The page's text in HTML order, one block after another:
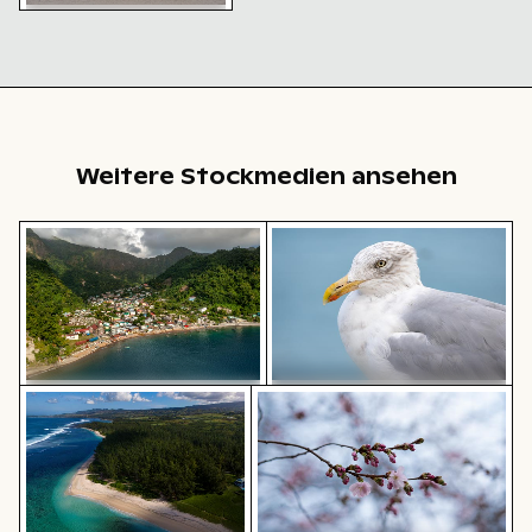
Weitere Stockmedien ansehen
Luftaufnahme von Soufrière, Küstenstadt mit Kirche
Luftaufnahme von Soufrière,
Küstenstadt mit Kirche und
Strand
Nahaufnahme einer Möwe
Nahaufnahme einer Möwe vor
blauem Hintergrund
Luftaufnahme des Riambel Strands in Mauritius
Kirschblüten Beginnen im